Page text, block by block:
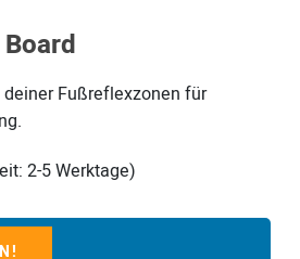
Fußreflexzonen für
2-5 Werktage)